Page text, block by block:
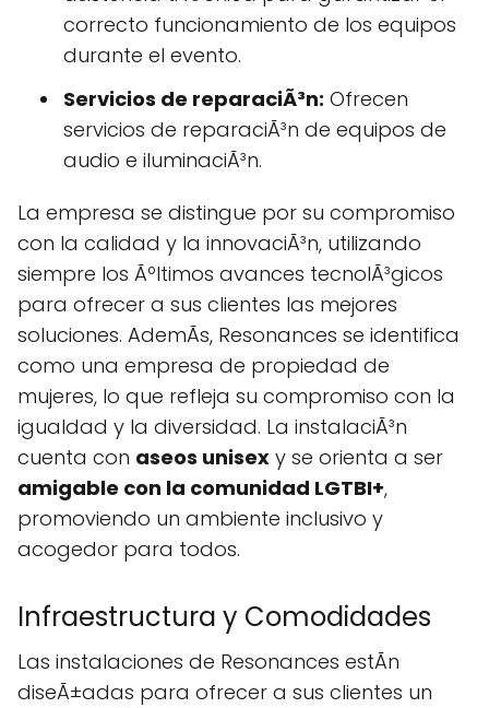
correcto funcionamiento de los equipos
durante el evento.
Servicios de reparaciÃ³n: Ofrecen
servicios de reparaciÃ³n de equipos de
audio e iluminaciÃ³n.
La empresa se distingue por su compromiso
con la calidad y la innovaciÃ³n, utilizando
siempre los Ãºltimos avances tecnolÃ³gicos
para ofrecer a sus clientes las mejores
soluciones. AdemÃs, Resonances se identifica
como una empresa de propiedad de
mujeres, lo que refleja su compromiso con la
igualdad y la diversidad. La instalaciÃ³n
cuenta con aseos unisex y se orienta a ser
amigable con la comunidad LGTBI+,
promoviendo un ambiente inclusivo y
acogedor para todos.
Infraestructura y Comodidades
Las instalaciones de Resonances estÃn
diseÃ±adas para ofrecer a sus clientes un